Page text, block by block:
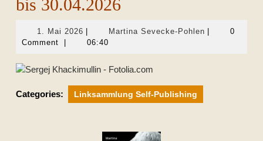
bis 30.04.2026
1. Mai 2026 1.
Mai
Martina Sevecke-PohlenMartina
0
Comment
06:40
Categories: Linksammlung Self-Publishing